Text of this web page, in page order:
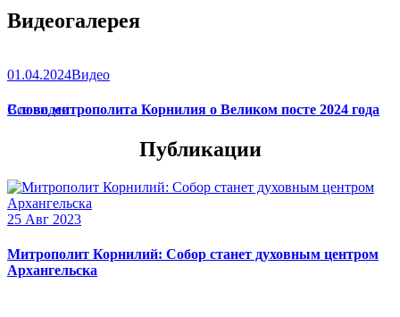
Видеогалерея
01.04.2024Видео
Слово митрополита Корнилия о Великом посте 2024 года
Все видео
Публикации
25 Авг 2023
Митрополит Корнилий: Собор станет духовным центром
Архангельска